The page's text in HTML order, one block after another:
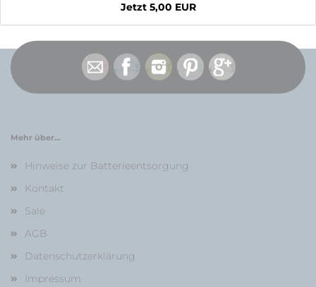
Jetzt 5,00 EUR
Mehr über...
Hinweise zur Batterieentsorgung
Kontakt
Sale
AGB
Datenschutzerklärung
Impressum